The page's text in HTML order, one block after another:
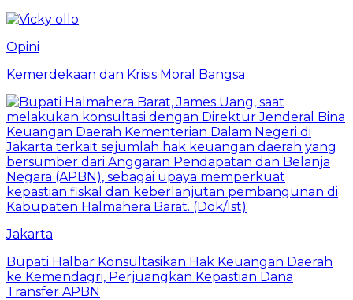
Opini
Kemerdekaan dan Krisis Moral Bangsa
Jakarta
Bupati Halbar Konsultasikan Hak Keuangan Daerah
ke Kemendagri, Perjuangkan Kepastian Dana
Transfer APBN